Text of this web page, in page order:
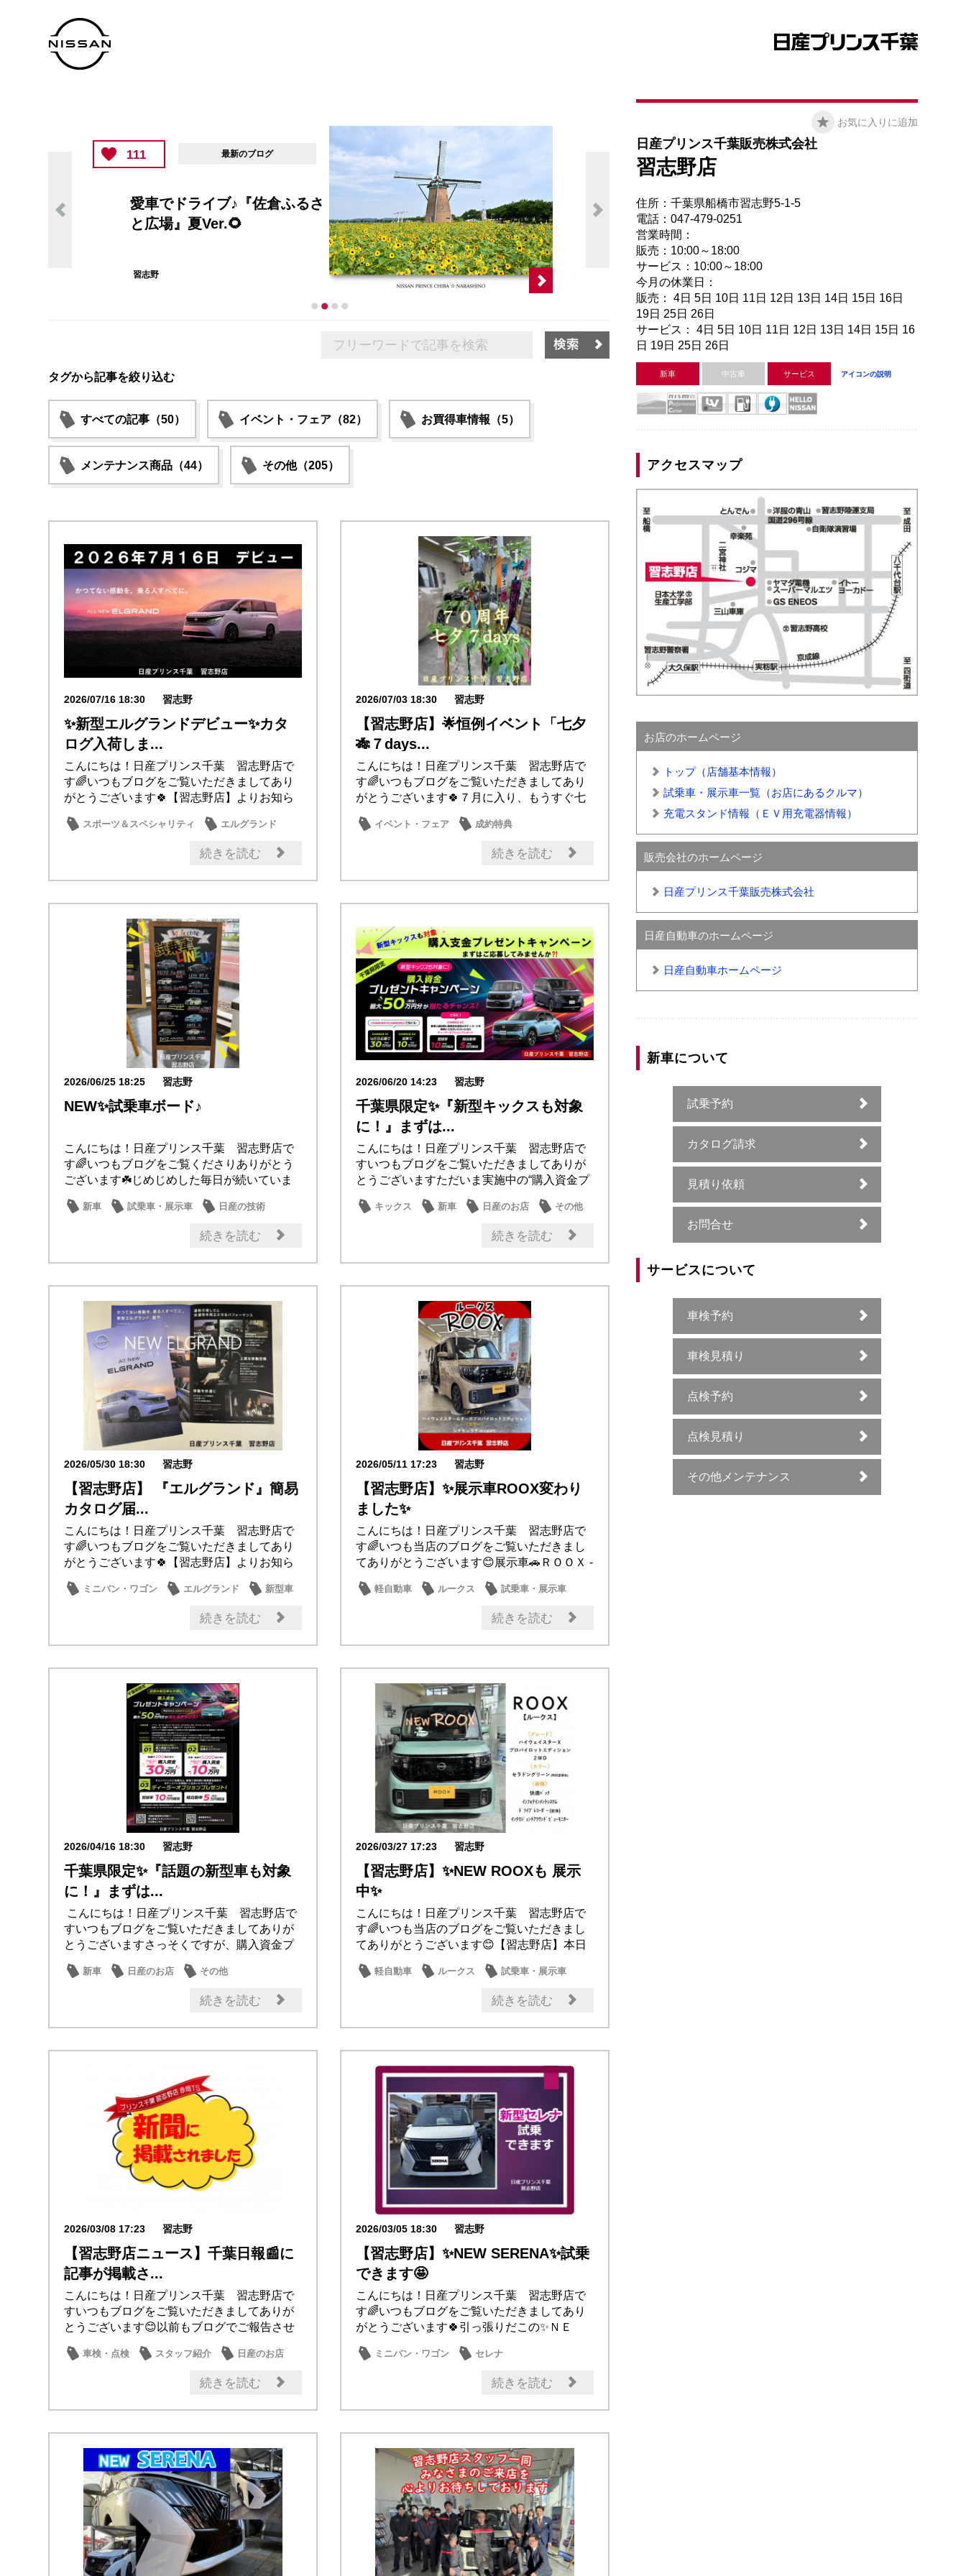
111 最新のブログ
愛車でドライブ♪『佐倉ふるさ
と広場』夏Ver.🌻
習志野
タグから記事を絞り込む
すべての記事（50） イベント・フェア（82） お買得車情報（5）
メンテナンス商品（44） その他（205）
2026/07/16 18:30 習志野
✨新型エルグランドデビュー✨カタ
ログ入荷しま...
こんにちは！日産プリンス千葉 習志野店で
す🌈いつもブログをご覧いただきましてあり
がとうございます🍀【習志野店】よりお知ら
スポーツ＆スペシャリティ
エルグランド
話題の情報
続きを読む
2026/07/03 18:30 習志野
【習志野店】🌟恒例イベント「七夕
🎋７days...
こんにちは！日産プリンス千葉 習志野店で
す🌈いつもブログをご覧いただきましてあり
がとうございます🍀７月に入り、もうすぐ七
イベント・フェア
成約特典
日産のお店
続きを読む
2026/06/25 18:25 習志野
NEW✨試乗車ボード♪
こんにちは！日産プリンス千葉 習志野店で
す🌈いつもブログをご覧くださりありがとう
ございます☘️じめじめした毎日が続いていま
新車 試乗車・展示車
日産の技術
続きを読む
2026/06/20 14:23 習志野
千葉県限定✨『新型キックスも対象
に！』まずは...
こんにちは！日産プリンス千葉 習志野店で
すいつもブログをご覧いただきましてありが
とうございますただいま実施中の“購入資金プ
キックス 新車 日産のお店
その他
続きを読む
2026/05/30 18:30 習志野
【習志野店】 『エルグランド』簡易
カタログ届...
こんにちは！日産プリンス千葉 習志野店で
す🌈いつもブログをご覧いただきましてあり
がとうございます🍀【習志野店】よりお知ら
ミニバン・ワゴン エルグランド
新型車
続きを読む
2026/05/11 17:23 習志野
【習志野店】✨展示車ROOX変わり
ました✨
こんにちは！日産プリンス千葉 習志野店で
す🌈いつも当店のブログをご覧いただきまし
てありがとうございます😊展示車🚗ＲＯＯＸ -
軽自動車 ルークス
試乗車・展示車
話題の情報
続きを読む
2026/04/16 18:30 習志野
千葉県限定✨『話題の新型車も対象
に！』まずは...
こんにちは！日産プリンス千葉 習志野店で
すいつもブログをご覧いただきましてありが
とうございますさっそくですが、購入資金プ
新車 日産のお店
その他
続きを読む
2026/03/27 17:23 習志野
【習志野店】✨NEW ROOXも 展示
中✨
こんにちは！日産プリンス千葉 習志野店で
す🌈いつも当店のブログをご覧いただきまし
てありがとうございます😊【習志野店】本日
軽自動車 ルークス
試乗車・展示車
話題の情報
続きを読む
2026/03/08 17:23 習志野
【習志野店ニュース】千葉日報📰に
記事が掲載さ...
こんにちは！日産プリンス千葉 習志野店で
すいつもブログをご覧いただきましてありが
とうございます😊以前もブログでご報告させ
車検・点検 スタッフ紹介
日産のお店
続きを読む
2026/03/05 18:30 習志野
【習志野店】✨NEW SERENA✨試乗
できます🤩
こんにちは！日産プリンス千葉 習志野店で
す🌈いつもブログをご覧いただきましてあり
がとうございます🍀引っ張りだこの✨ＮＥ
ミニバン・ワゴン
セレナ
日産のお店 話題の情報
続きを読む
お気に入りに追加
日産プリンス千葉販売株式会社
習志野店
住所：千葉県船橋市習志野5-1-5
電話：047-479-0251
営業時間：
販売：10:00～18:00
サービス：10:00～18:00
今月の休業日：
販売： 4日 5日 10日 11日 12日 13日 14日 15日 16日
19日 25日 26日
サービス： 4日 5日 10日 11日 12日 13日 14日 15日 16
日 19日 25日 26日
新車 中古車 サービス アイコンの説明
アクセスマップ
お店のホームページ
トップ（店舗基本情報）
試乗車・展示車一覧（お店にあるクルマ）
充電スタンド情報（ＥＶ用充電器情報）
販売会社のホームページ
日産プリンス千葉販売株式会社
日産自動車のホームページ
日産自動車ホームページ
新車について
試乗予約
カタログ請求
見積り依頼
お問合せ
サービスについて
車検予約
車検見積り
点検予約
点検見積り
その他メンテナンス